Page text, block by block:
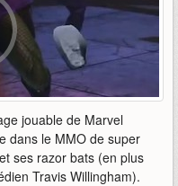
jouable de Marvel
dans le MMO de super
ses razor bats (en plus
Travis Willingham).